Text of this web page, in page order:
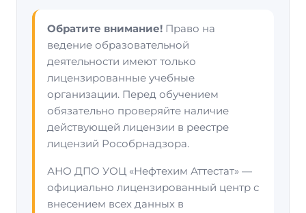
Обратите внимание! Право на
ведение образовательной
деятельности имеют только
лицензированные учебные
организации. Перед обучением
обязательно проверяйте наличие
действующей лицензии в реестре
лицензий Рособрнадзора.
АНО ДПО УОЦ «Нефтехим Аттестат» —
официально лицензированный центр с
внесением всех данных в